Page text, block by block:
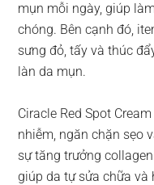
mụn mỗi ngày, giúp
chóng. Bên cạnh đó,
sưng đỏ, tấy và thúc
làn da mụn.
Ciracle Red Spot
nhiễm, ngăn chặn sẹo
sự tăng trưởng
giúp da tự sửa chữa và